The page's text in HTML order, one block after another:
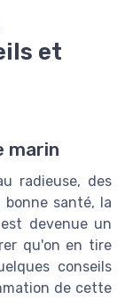
et
marin
radieuse, des
santé, la
devenue un
qu'on en tire
conseils
de cette